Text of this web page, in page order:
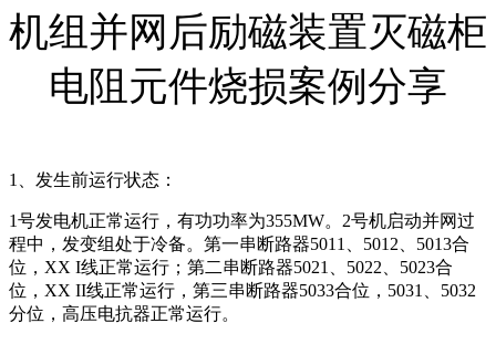
机组并网后励磁装置灭磁柜
电阻元件烧损案例分享
1、发生前运行状态：
1号发电机正常运行，有功功率为355MW。2号机启动并网过
程中，发变组处于冷备。第一串断路器5011、5012、5013合
位，XX I线正常运行；第二串断路器5021、5022、5023合
位，XX II线正常运行，第三串断路器5033合位，5031、5032
分位，高压电抗器正常运行。